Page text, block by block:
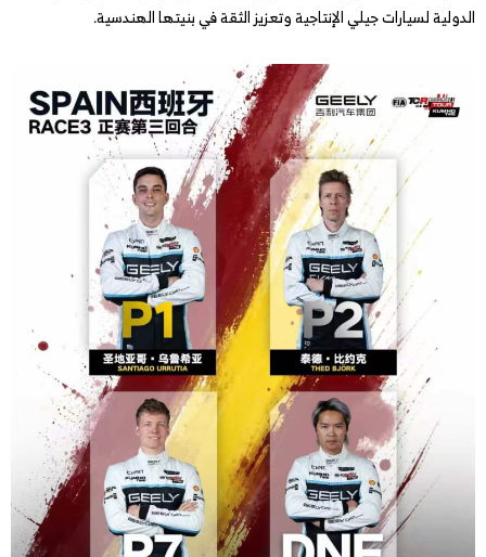
الدولية لسيارات جيلي الإنتاجية وتعزيز الثقة في بنيتها الهندسية.